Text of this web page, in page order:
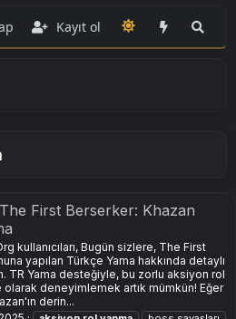
Kayıt ol
The First Berserker: Khazan
kullanıcıları, Bugün sizlere, The First
yapılan Türkçe Yama hakkında detaylı
TR Yama desteğiyle, bu zorlu aksiyon rol
deneyimlemek artık mümkün! Eğer
derin...